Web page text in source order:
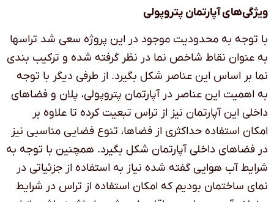
ویژگی‌های آپارتمان پتروپولی
با توجه به محدودیت موجود در این پروژه سعی شد تراس­ها
به عنوان نقاط شاخص نما در نظر گرفته شده و ترکیب بندی
نما بر اساس این عناصر شکل بگیرد. از طرفی دیگر با توجه
به اهمیت این عناصر در آپارتمان پتروپولی، پلان و فضاهای
داخلی این آپارتمان نیز از تراس تبعیت کرده تا علاوه بر
امکان استفاده حداکثری از فضاها، تنوع فضایی مناسبی نیز
در فضاهای داخلی آپارتمان شکل بگیرد. همچنین با توجه به
شرایط آب هوایی گفته شده نیاز به استفاده از جزئیاتی در
نمای ساختمان بودیم که امکان استفاده از تراس در شرایط